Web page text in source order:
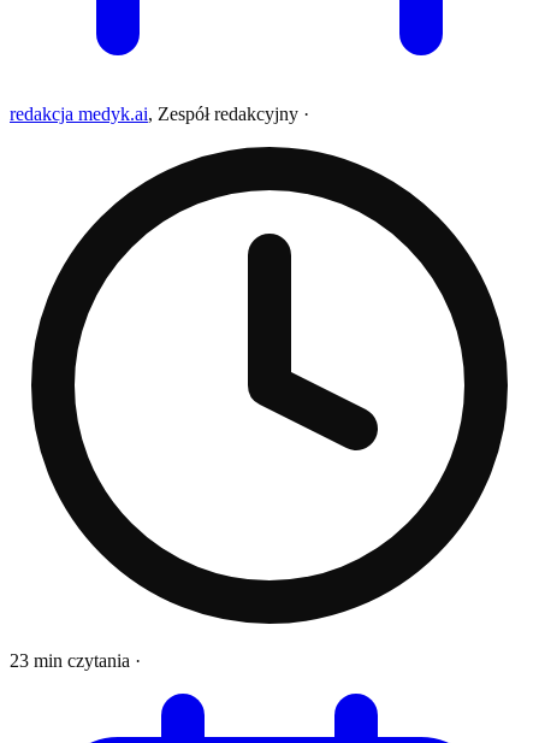
redakcja medyk.ai, Zespół redakcyjny ·
23 min czytania ·